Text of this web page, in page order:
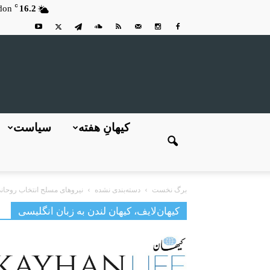
16.2
C
سیاست کیهانِ هفته
برگ نخست دسته‌بندی نشده نیروهای مسلح انتخاب
کیهان‌لایف، کیهان لندن به زبان انگلیسی